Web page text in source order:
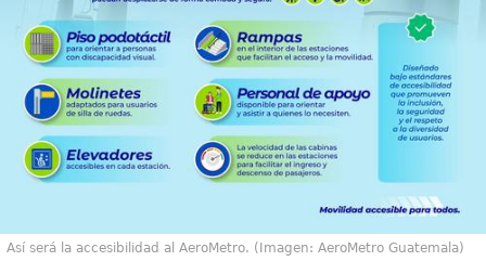
Así será la accesibilidad al AeroMetro. (Imagen: AeroMetro Guatemala)